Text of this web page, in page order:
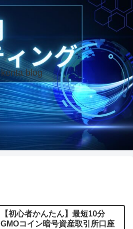
kenta blog
【初心者かんたん】最短10分
GMOコイン暗号資産取引所口座